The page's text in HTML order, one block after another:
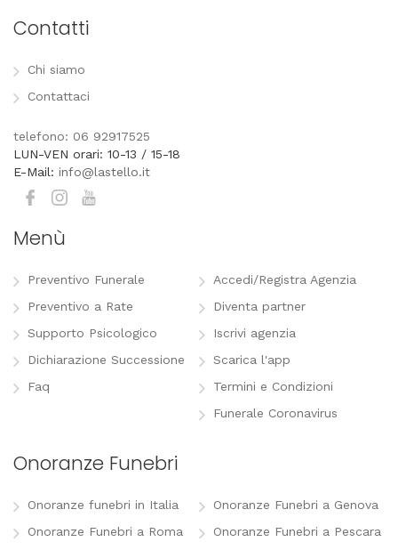
Contatti
Chi siamo
Contattaci
telefono: 06 92917525
LUN-VEN orari: 10-13 / 15-18
E-Mail: info@lastello.it
Menù
Preventivo Funerale
Preventivo a Rate
Supporto Psicologico
Dichiarazione Successione
Faq
Accedi/Registra Agenzia
Diventa partner
Iscrivi agenzia
Scarica l'app
Termini e Condizioni
Funerale Coronavirus
Onoranze Funebri
Onoranze funebri in Italia
Onoranze Funebri a Roma
Onoranze Funebri a Genova
Onoranze Funebri a Pescara